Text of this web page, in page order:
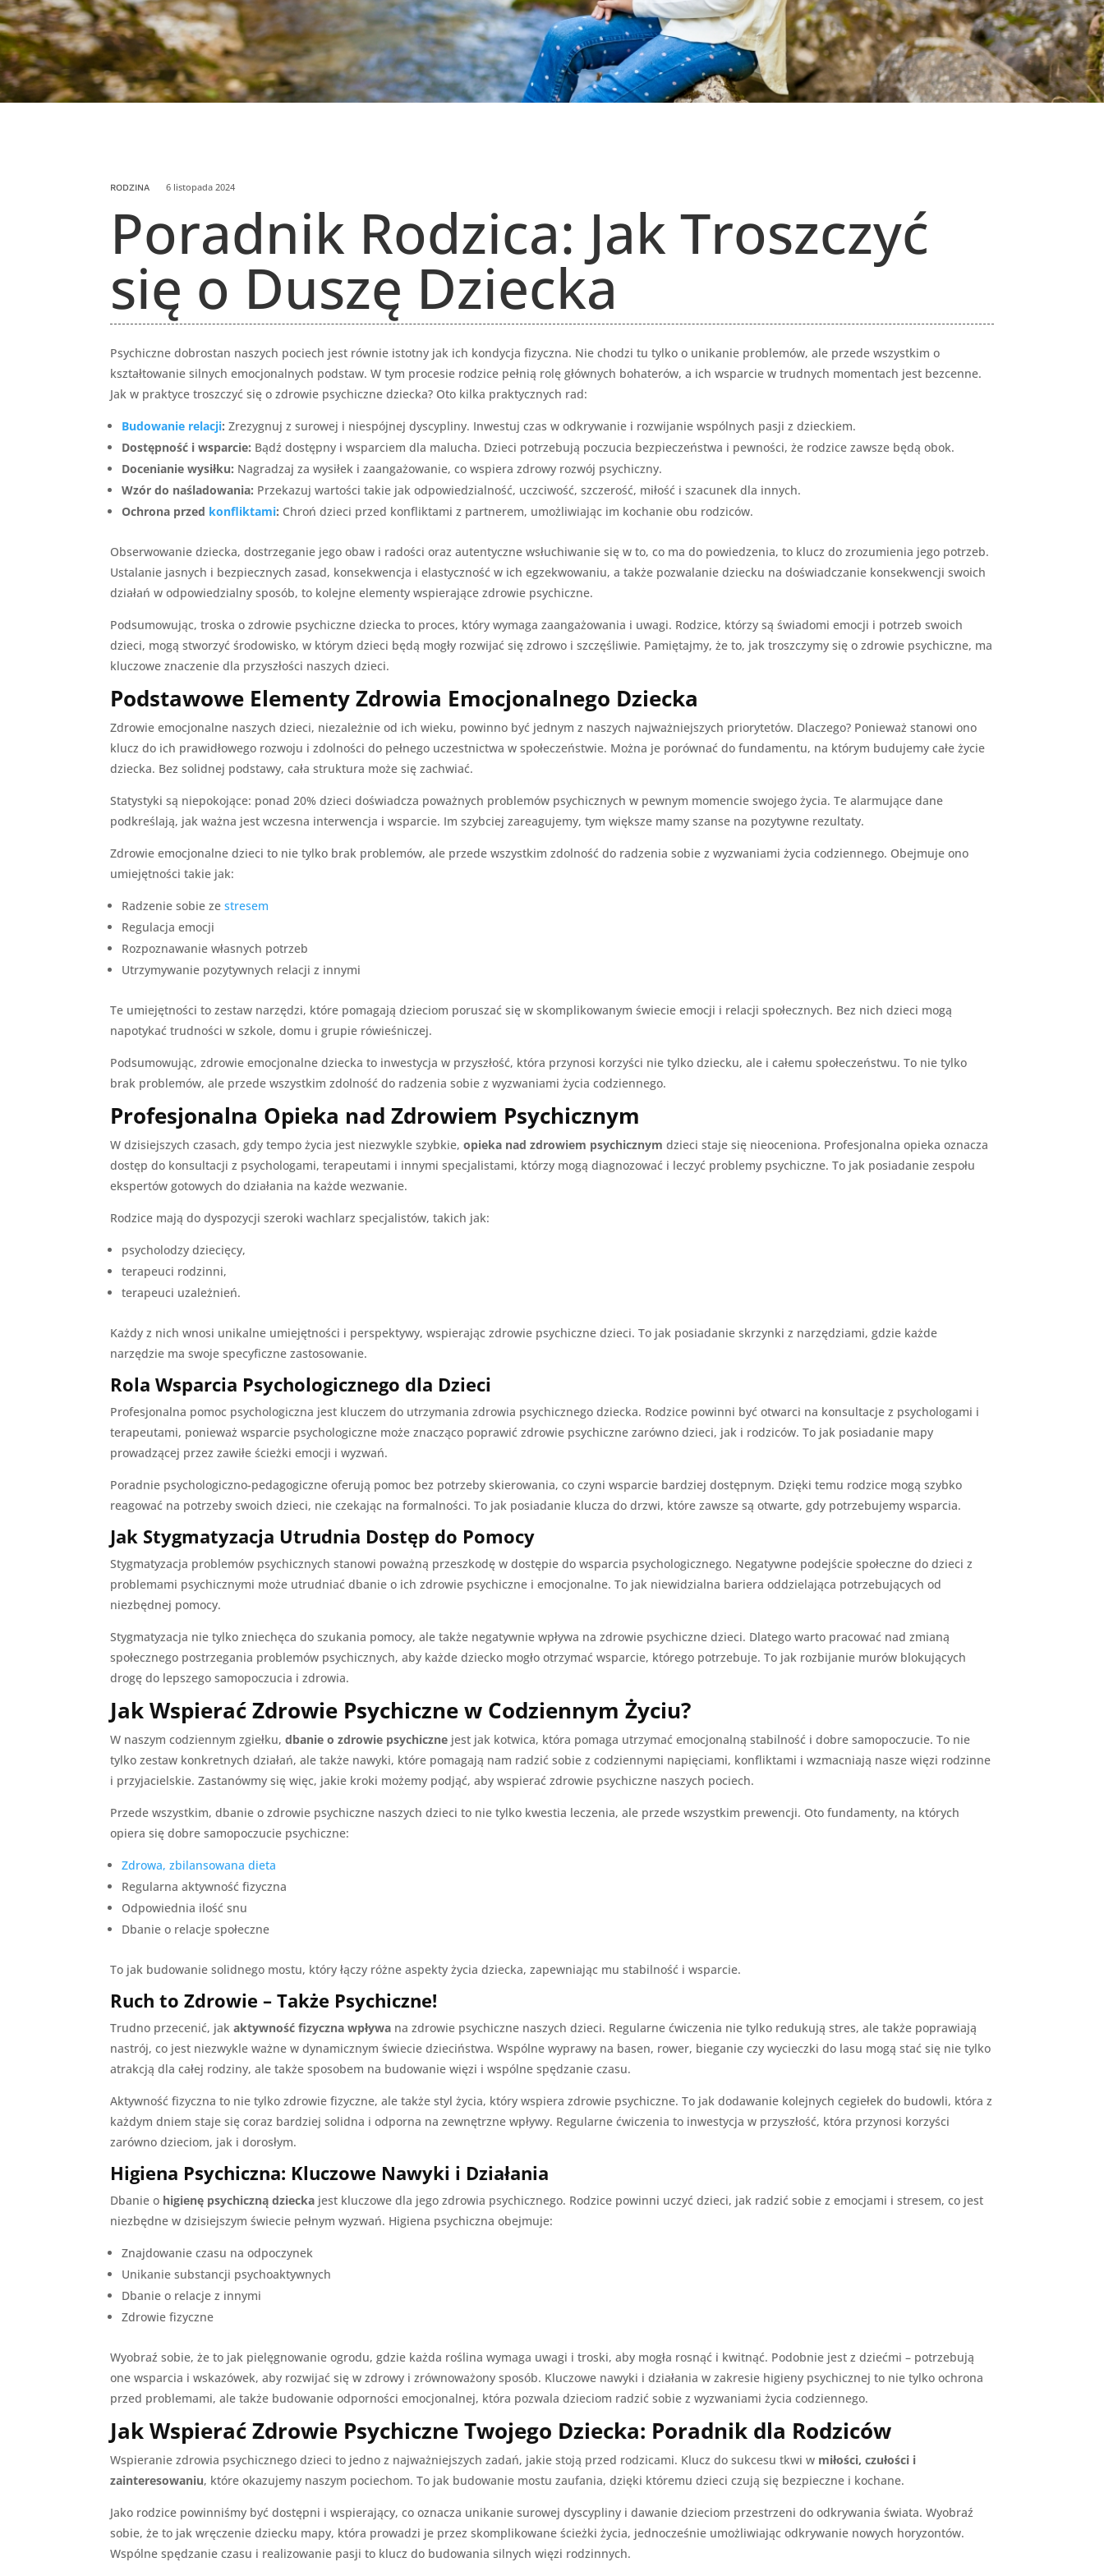
RODZINA 6 listopada 2024
Poradnik Rodzica: Jak Troszczyć
się o Duszę Dziecka
Psychiczne dobrostan naszych pociech jest równie istotny jak ich kondycja fizyczna. Nie chodzi tu tylko o unikanie problemów, ale przede wszystkim o
kształtowanie silnych emocjonalnych podstaw. W tym procesie rodzice pełnią rolę głównych bohaterów, a ich wsparcie w trudnych momentach jest bezcenne.
Jak w praktyce troszczyć się o zdrowie psychiczne dziecka? Oto kilka praktycznych rad:
Budowanie relacji: Zrezygnuj z surowej i niespójnej dyscypliny. Inwestuj czas w odkrywanie i rozwijanie wspólnych pasji z dzieckiem.
Dostępność i wsparcie: Bądź dostępny i wsparciem dla malucha. Dzieci potrzebują poczucia bezpieczeństwa i pewności, że rodzice zawsze będą obok.
Docenianie wysiłku: Nagradzaj za wysiłek i zaangażowanie, co wspiera zdrowy rozwój psychiczny.
Wzór do naśladowania: Przekazuj wartości takie jak odpowiedzialność, uczciwość, szczerość, miłość i szacunek dla innych.
Ochrona przed konfliktami: Chroń dzieci przed konfliktami z partnerem, umożliwiając im kochanie obu rodziców.
Obserwowanie dziecka, dostrzeganie jego obaw i radości oraz autentyczne wsłuchiwanie się w to, co ma do powiedzenia, to klucz do zrozumienia jego potrzeb.
Ustalanie jasnych i bezpiecznych zasad, konsekwencja i elastyczność w ich egzekwowaniu, a także pozwalanie dziecku na doświadczanie konsekwencji swoich
działań w odpowiedzialny sposób, to kolejne elementy wspierające zdrowie psychiczne.
Podsumowując, troska o zdrowie psychiczne dziecka to proces, który wymaga zaangażowania i uwagi. Rodzice, którzy są świadomi emocji i potrzeb swoich
dzieci, mogą stworzyć środowisko, w którym dzieci będą mogły rozwijać się zdrowo i szczęśliwie. Pamiętajmy, że to, jak troszczymy się o zdrowie psychiczne, ma
kluczowe znaczenie dla przyszłości naszych dzieci.
Podstawowe Elementy Zdrowia Emocjonalnego Dziecka
Zdrowie emocjonalne naszych dzieci, niezależnie od ich wieku, powinno być jednym z naszych najważniejszych priorytetów. Dlaczego? Ponieważ stanowi ono
klucz do ich prawidłowego rozwoju i zdolności do pełnego uczestnictwa w społeczeństwie. Można je porównać do fundamentu, na którym budujemy całe życie
dziecka. Bez solidnej podstawy, cała struktura może się zachwiać.
Statystyki są niepokojące: ponad 20% dzieci doświadcza poważnych problemów psychicznych w pewnym momencie swojego życia. Te alarmujące dane
podkreślają, jak ważna jest wczesna interwencja i wsparcie. Im szybciej zareagujemy, tym większe mamy szanse na pozytywne rezultaty.
Zdrowie emocjonalne dzieci to nie tylko brak problemów, ale przede wszystkim zdolność do radzenia sobie z wyzwaniami życia codziennego. Obejmuje ono
umiejętności takie jak:
Radzenie sobie zestresem
Regulacja emocji
Rozpoznawanie własnych potrzeb
Utrzymywanie pozytywnych relacji z innymi
Te umiejętności to zestaw narzędzi, które pomagają dzieciom poruszać się w skomplikowanym świecie emocji i relacji społecznych. Bez nich dzieci mogą
napotykać trudności w szkole, domu i grupie rówieśniczej.
Podsumowując, zdrowie emocjonalne dziecka to inwestycja w przyszłość, która przynosi korzyści nie tylko dziecku, ale i całemu społeczeństwu. To nie tylko
brak problemów, ale przede wszystkim zdolność do radzenia sobie z wyzwaniami życia codziennego.
Profesjonalna Opieka nad Zdrowiem Psychicznym
W dzisiejszych czasach, gdy tempo życia jest niezwykle szybkie,opieka nad zdrowiem psychicznym dzieci staje się nieoceniona. Profesjonalna opieka oznacza
dostęp do konsultacji z psychologami, terapeutami i innymi specjalistami, którzy mogą diagnozować i leczyć problemy psychiczne. To jak posiadanie zespołu
ekspertów gotowych do działania na każde wezwanie.
Rodzice mają do dyspozycji szeroki wachlarz specjalistów, takich jak:
psycholodzy dziecięcy,
terapeuci rodzinni,
terapeuci uzależnień.
Każdy z nich wnosi unikalne umiejętności i perspektywy, wspierając zdrowie psychiczne dzieci. To jak posiadanie skrzynki z narzędziami, gdzie każde
narzędzie ma swoje specyficzne zastosowanie.
Rola Wsparcia Psychologicznego dla Dzieci
Profesjonalna pomoc psychologiczna jest kluczem do utrzymania zdrowia psychicznego dziecka. Rodzice powinni być otwarci na konsultacje z psychologami i
terapeutami, ponieważ wsparcie psychologiczne może znacząco poprawić zdrowie psychiczne zarówno dzieci, jak i rodziców. To jak posiadanie mapy
prowadzącej przez zawiłe ścieżki emocji i wyzwań.
Poradnie psychologiczno-pedagogiczne oferują pomoc bez potrzeby skierowania, co czyni wsparcie bardziej dostępnym. Dzięki temu rodzice mogą szybko
reagować na potrzeby swoich dzieci, nie czekając na formalności. To jak posiadanie klucza do drzwi, które zawsze są otwarte, gdy potrzebujemy wsparcia.
Jak Stygmatyzacja Utrudnia Dostęp do Pomocy
Stygmatyzacja problemów psychicznych stanowi poważną przeszkodę w dostępie do wsparcia psychologicznego. Negatywne podejście społeczne do dzieci z
problemami psychicznymi może utrudniać dbanie o ich zdrowie psychiczne i emocjonalne. To jak niewidzialna bariera oddzielająca potrzebujących od
niezbędnej pomocy.
Stygmatyzacja nie tylko zniechęca do szukania pomocy, ale także negatywnie wpływa na zdrowie psychiczne dzieci. Dlatego warto pracować nad zmianą
społecznego postrzegania problemów psychicznych, aby każde dziecko mogło otrzymać wsparcie, którego potrzebuje. To jak rozbijanie murów blokujących
drogę do lepszego samopoczucia i zdrowia.
Jak Wspierać Zdrowie Psychiczne w Codziennym Życiu?
W naszym codziennym zgiełku,dbanie o zdrowie psychiczne jest jak kotwica, która pomaga utrzymać emocjonalną stabilność i dobre samopoczucie. To nie
tylko zestaw konkretnych działań, ale także nawyki, które pomagają nam radzić sobie z codziennymi napięciami, konfliktami i wzmacniają nasze więzi rodzinne
i przyjacielskie. Zastanówmy się więc, jakie kroki możemy podjąć, aby wspierać zdrowie psychiczne naszych pociech.
Przede wszystkim, dbanie o zdrowie psychiczne naszych dzieci to nie tylko kwestia leczenia, ale przede wszystkim prewencji. Oto fundamenty, na których
opiera się dobre samopoczucie psychiczne:
Zdrowa, zbilansowana dieta
Regularna aktywność fizyczna
Odpowiednia ilość snu
Dbanie o relacje społeczne
To jak budowanie solidnego mostu, który łączy różne aspekty życia dziecka, zapewniając mu stabilność i wsparcie.
Ruch to Zdrowie – Także Psychiczne!
Trudno przecenić, jakaktywność fizyczna wpływa na zdrowie psychiczne naszych dzieci. Regularne ćwiczenia nie tylko redukują stres, ale także poprawiają
nastrój, co jest niezwykle ważne w dynamicznym świecie dzieciństwa. Wspólne wyprawy na basen, rower, bieganie czy wycieczki do lasu mogą stać się nie tylko
atrakcją dla całej rodziny, ale także sposobem na budowanie więzi i wspólne spędzanie czasu.
Aktywność fizyczna to nie tylko zdrowie fizyczne, ale także styl życia, który wspiera zdrowie psychiczne. To jak dodawanie kolejnych cegiełek do budowli, która z
każdym dniem staje się coraz bardziej solidna i odporna na zewnętrzne wpływy. Regularne ćwiczenia to inwestycja w przyszłość, która przynosi korzyści
zarówno dzieciom, jak i dorosłym.
Higiena Psychiczna: Kluczowe Nawyki i Działania
Dbanie o higienę psychiczną dziecka jest kluczowe dla jego zdrowia psychicznego. Rodzice powinni uczyć dzieci, jak radzić sobie z emocjami i stresem, co jest
niezbędne w dzisiejszym świecie pełnym wyzwań. Higiena psychiczna obejmuje:
Znajdowanie czasu na odpoczynek
Unikanie substancji psychoaktywnych
Dbanie o relacje z innymi
Zdrowie fizyczne
Wyobraź sobie, że to jak pielęgnowanie ogrodu, gdzie każda roślina wymaga uwagi i troski, aby mogła rosnąć i kwitnąć. Podobnie jest z dziećmi – potrzebują
one wsparcia i wskazówek, aby rozwijać się w zdrowy i zrównoważony sposób. Kluczowe nawyki i działania w zakresie higieny psychicznej to nie tylko ochrona
przed problemami, ale także budowanie odporności emocjonalnej, która pozwala dzieciom radzić sobie z wyzwaniami życia codziennego.
Jak Wspierać Zdrowie Psychiczne Twojego Dziecka: Poradnik dla Rodziców
Wspieranie zdrowia psychicznego dzieci to jedno z najważniejszych zadań, jakie stoją przed rodzicami. Klucz do sukcesu tkwi w miłości, czułości i
zainteresowaniu, które okazujemy naszym pociechom. To jak budowanie mostu zaufania, dzięki któremu dzieci czują się bezpieczne i kochane.
Jako rodzice powinniśmy być dostępni i wspierający, co oznacza unikanie surowej dyscypliny i dawanie dzieciom przestrzeni do odkrywania świata. Wyobraź
sobie, że to jak wręczenie dziecku mapy, która prowadzi je przez skomplikowane ścieżki życia, jednocześnie umożliwiając odkrywanie nowych horyzontów.
Wspólne spędzanie czasu i realizowanie pasji to klucz do budowania silnych więzi rodzinnych.